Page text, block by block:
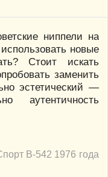
ниппели на
новые
Стоит искать
заменить
эстетический —
аутентичность
В-542 1976 года